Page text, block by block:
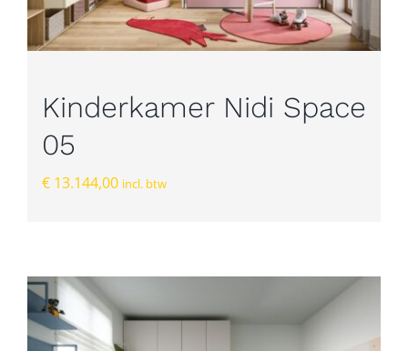
Kinderkamer Nidi Space
05
€13.144,00 incl. btw